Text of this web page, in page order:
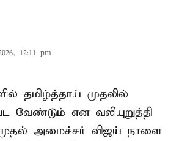
12:11 pm
தமிழ்த்தாய் முதலில்
வேண்டும் என வலியுறுத்தி
அமைச்சர் விஜய் நாளை